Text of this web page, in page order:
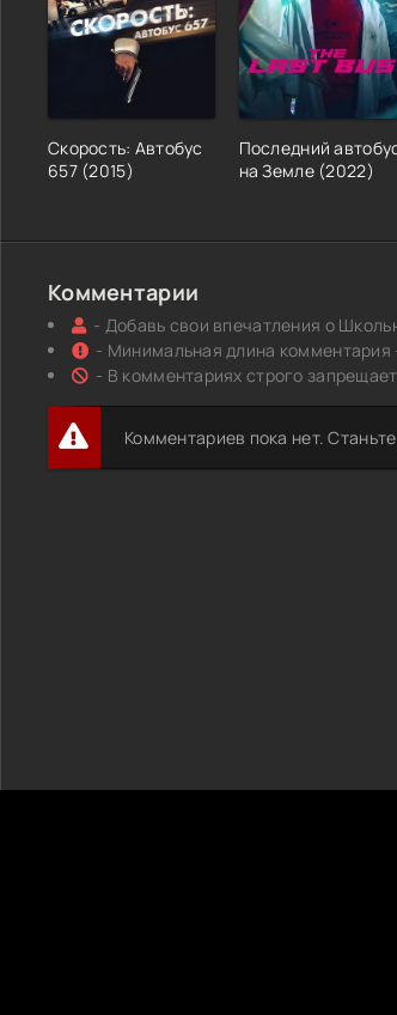
Скорость: Автобус
657 (2015)
Последний
на Земле (2022)
Комментарии
- Добавь свои впечатления о
- Минимальная длина комментария
- В комментариях строго
Комментариев пока нет.